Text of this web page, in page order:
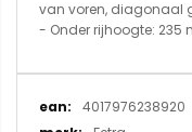
van voren, diagonaal
- Onder rijhoogte: 235
Meer
informatie
4017976238920